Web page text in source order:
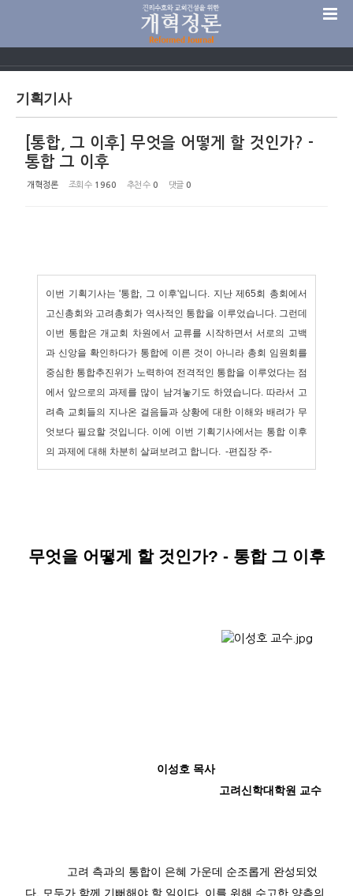
기획기사
[통합, 그 이후] 무엇을 어떻게 할 것인가? -
통합 그 이후
개혁정론 조회 수 1960 추천 수 0 댓글 0
이번 기획기사는 '통합, 그 이후'입니다. 지난 제65회 총회에서
고신총회와 고려총회가 역사적인 통합을 이루었습니다.그런데
이번 통합은 개교회 차원에서 교류를 시작하면서 서로의 고백
과 신앙을 확인하다가 통합에 이른 것이 아니라 총회 임원회를
중심한 통합추진위가 노력하여 전격적인 통합을 이루었다는 점
에서 앞으로의 과제를 많이 남겨놓기도 하였습니다.따라서 고
려측 교회들의 지나온 걸음들과 상황에 대한 이해와 배려가 무
엇보다 필요할 것입니다. 이에 이번 기획기사에서는 통합 이후
의 과제에 대해 차분히 살펴보려고 합니다. -편집장 주-
무엇을 어떻게 할 것인가? - 통합 그 이후
이성호 목사
고려신학대학원 교수
고려 측과의 통합이 은혜 가운데 순조롭게 완성되었
다
모두가 함께 기뻐해야 할 일이다 이를 위해 수고한 양측의
Sketchbook5, 스케치북5
Sketchbook5, 스케치북5